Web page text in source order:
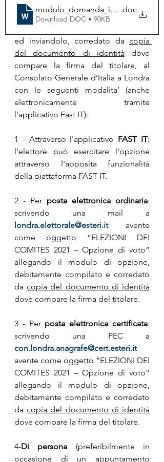
.doc
Download DOC • 90KB
ed inviandolo, corredato da copia
del documento di identità dove
compare la firma del titolare, al
Consolato Generale d’Italia a Londra
con le seguenti modalita’ (anche
elettronicamente tramite
l’applicativo Fast IT):
1 - Attraverso l'applicativo FAST IT:
l'elettore può esercitare l'opzione
attraverso l'apposita funzionalità
della piattaforma FAST IT.
2 - Per posta elettronica ordinaria:
londra.elettorale@esteri.it avente
come oggetto “ELEZIONI DEI
COMITES 2021 – Opzione di voto”
allegando il modulo di opzione,
debitamente compilato e corredato
da copia del documento di identità
dove compare la firma del titolare.
3 - Per posta elettronica certificata:
con.londra.anagrafe@cert.esteri.it
avente come oggetto “ELEZIONI DEI
COMITES 2021 – Opzione di voto”
allegando il modulo di opzione,
debitamente compilato e corredato
da copia del documento di identità
dove compare la firma del titolare.
4-Di persona (preferibilmente in
occasione di un appuntamento